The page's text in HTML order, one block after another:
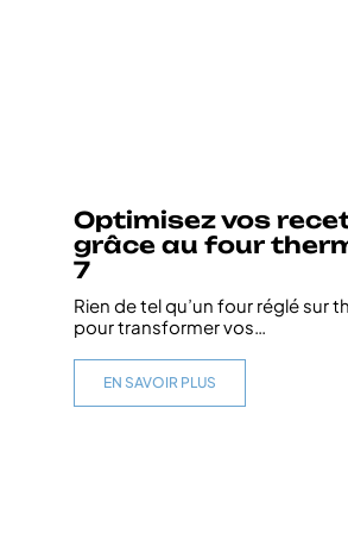
Optimisez vos
grâce au four
7
Rien de tel qu’un four réglé sur
pour transformer vos
EN SAVOIR PLUS